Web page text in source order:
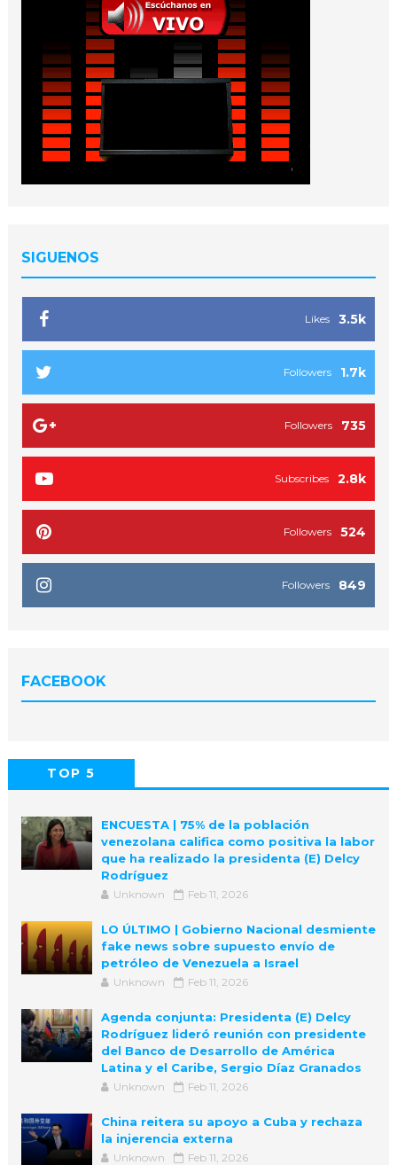
SIGUENOS
3.5k
Likes
1.7k
Followers
735
Followers
2.8k
Subscribes
524
Followers
849
Followers
FACEBOOK
TOP 5
ENCUESTA | 75% de la población
venezolana califica como positiva la labor
que ha realizado la presidenta (E) Delcy
Rodríguez
Unknown Feb 11, 2026
LO ÚLTIMO | Gobierno Nacional desmiente
fake news sobre supuesto envío de
petróleo de Venezuela a Israel
Unknown Feb 11, 2026
Agenda conjunta: Presidenta (E) Delcy
Rodríguez lideró reunión con presidente
del Banco de Desarrollo de América
Latina y el Caribe, Sergio Díaz Granados
Unknown Feb 11, 2026
China reitera su apoyo a Cuba y rechaza
la injerencia externa
Unknown Feb 11, 2026